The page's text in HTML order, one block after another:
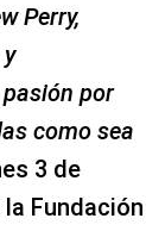
Perry,
por
como sea
3 de
Fundación